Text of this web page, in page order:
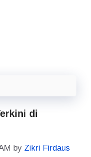
di
by Zikri Firdaus